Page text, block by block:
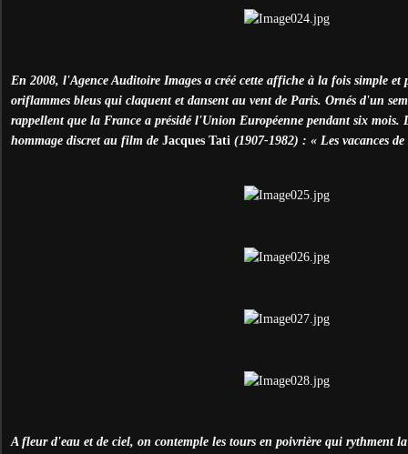
En 2008, l'Agence Auditoire Images a créé cette affiche à la fois simple et
oriflammes bleus qui claquent et dansent au vent de Paris. Ornés d'un
rappellent que la France a présidé l'Union Européenne pendant six
hommage discret au film de Jacques Tati (1907-1982) : « Les vacances
A fleur d'eau et de ciel, on contemple les tours en poivrière qui rythment la